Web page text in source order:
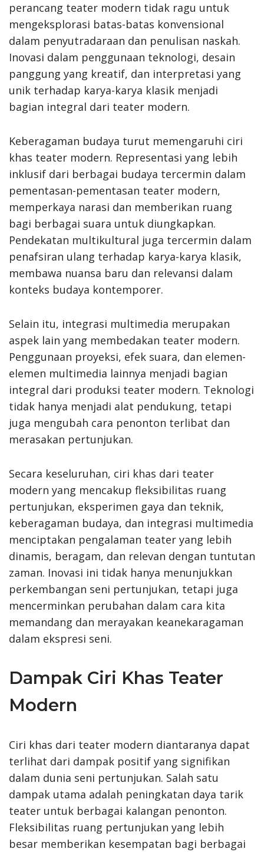
perancang teater modern tidak ragu untuk
mengeksplorasi batas-batas konvensional
dalam penyutradaraan dan penulisan naskah.
Inovasi dalam penggunaan teknologi, desain
panggung yang kreatif, dan interpretasi yang
unik terhadap karya-karya klasik menjadi
bagian integral dari teater modern.
Keberagaman budaya turut memengaruhi ciri
khas teater modern. Representasi yang lebih
inklusif dari berbagai budaya tercermin dalam
pementasan-pementasan teater modern,
memperkaya narasi dan memberikan ruang
bagi berbagai suara untuk diungkapkan.
Pendekatan multikultural juga tercermin dalam
penafsiran ulang terhadap karya-karya klasik,
membawa nuansa baru dan relevansi dalam
konteks budaya kontemporer.
Selain itu, integrasi multimedia merupakan
aspek lain yang membedakan teater modern.
Penggunaan proyeksi, efek suara, dan elemen-
elemen multimedia lainnya menjadi bagian
integral dari produksi teater modern. Teknologi
tidak hanya menjadi alat pendukung, tetapi
juga mengubah cara penonton terlibat dan
merasakan pertunjukan.
Secara keseluruhan, ciri khas dari teater
modern yang mencakup fleksibilitas ruang
pertunjukan, eksperimen gaya dan teknik,
keberagaman budaya, dan integrasi multimedia
menciptakan pengalaman teater yang lebih
dinamis, beragam, dan relevan dengan tuntutan
zaman. Inovasi ini tidak hanya menunjukkan
perkembangan seni pertunjukan, tetapi juga
mencerminkan perubahan dalam cara kita
memandang dan merayakan keanekaragaman
dalam ekspresi seni.
Dampak Ciri Khas Teater
Modern
Ciri khas dari teater modern diantaranya dapat
terlihat dari dampak positif yang signifikan
dalam dunia seni pertunjukan. Salah satu
dampak utama adalah peningkatan daya tarik
teater untuk berbagai kalangan penonton.
Fleksibilitas ruang pertunjukan yang lebih
besar memberikan kesempatan bagi berbagai